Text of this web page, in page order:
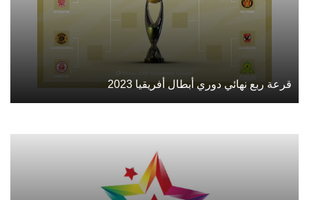
قرعة ربع نهائي دوري أبطال أفريقيا 2023